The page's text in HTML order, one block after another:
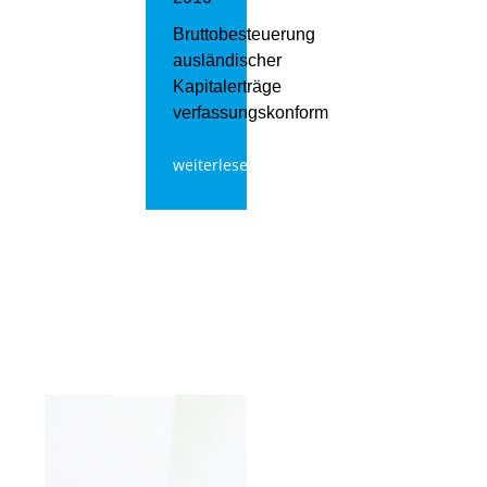
Bruttobesteuerung
ausländischer
Kapitalerträge
verfassungskonform
weiterlesen